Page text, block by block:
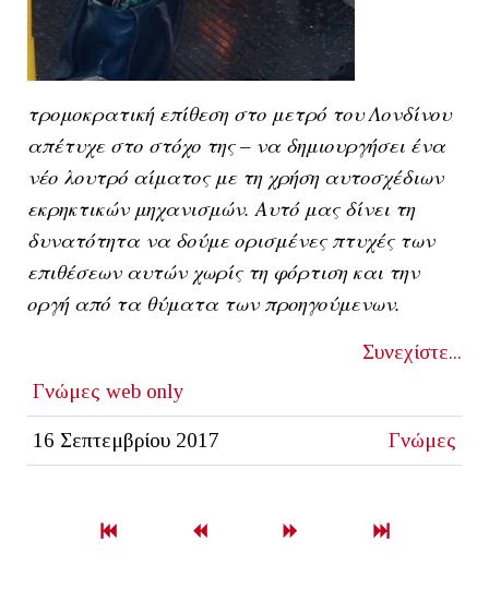
τρομοκρατική επίθεση στο μετρό του Λονδίνου
απέτυχε στο στόχο της – να δημιουργήσει ένα
νέο λουτρό αίματος με τη χρήση αυτοσχέδιων
εκρηκτικών μηχανισμών. Αυτό μας δίνει τη
δυνατότητα να δούμε ορισμένες πτυχές των
επιθέσεων αυτών χωρίς τη φόρτιση και την
οργή από τα θύματα των προηγούμενων.
Συνεχίστε...
Γνώμες web only
16 Σεπτεμβρίου 2017 Γνώμες